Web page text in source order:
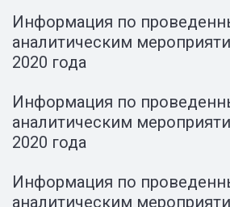
Информация по
аналитическим
2020 года
Информация по
аналитическим
2020 года
Информация по
аналитическим